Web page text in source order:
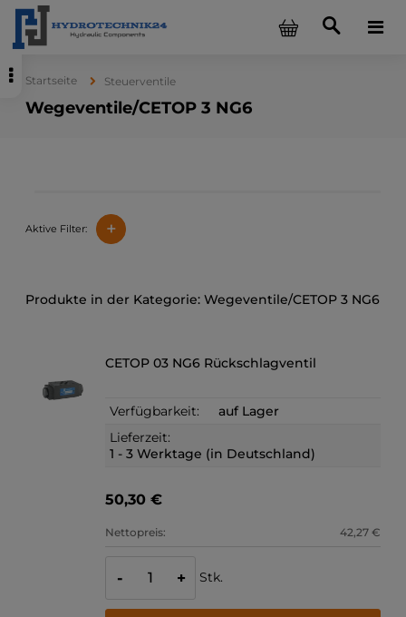
Startseite Steuerventile
Wegeventile/CETOP 3 NG6
Aktive Filter: +
Wegeventile/CETOP 3 NG6
CETOP 03 NG6 Rückschlagventil
Verfügbarkeit:
auf Lager
Lieferzeit:
1 - 3 Werktage (in Deutschland)
50,30 €
Nettopreis: 42,27 €
- + Stk.